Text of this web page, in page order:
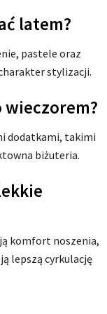
latem?
pastele oraz
stylizacji.
dodatkami, takimi
biżuteria.
komfort noszenia,
lepszą cyrkulację